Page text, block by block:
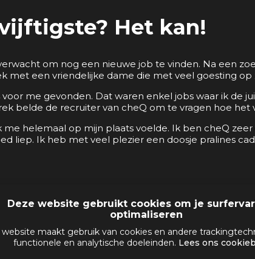
Het kan!
om nog een nieuwe job te vinden. Na een
met een vriendelijke dame die met veel goesting op
me gevonden. Dat waren enkel jobs waar ik de
belde de recruiter van cheQ om te vragen hoe het
helemaal op mijn plaats voelde. Ik ben cheQ
liep. Ik heb met veel plezier een doosje pralines
Deze website gebruikt cookies om je
optimaliseren
website maakt gebruik van cookies en andere
functionele en analytische doeleinden. Lees ons